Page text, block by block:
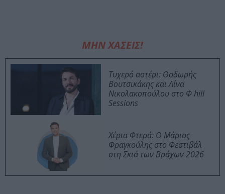
ΜΗΝ ΧΑΣΕΙΣ!
Τυχερό αστέρι: Θοδωρής
Βουτσικάκης και Λίνα
Νικολακοπούλου στο Φ hill
Sessions
Χέρια Φτερά: Ο Μάριος
Φραγκούλης στο Φεστιβάλ
στη Σκιά των Βράχων 2026